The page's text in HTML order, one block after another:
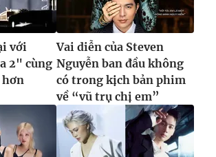
với
2" cùng
Vai diễn của Steven
Nguyễn ban đầu không
có trong kịch bản phim
về “vũ trụ chị em”